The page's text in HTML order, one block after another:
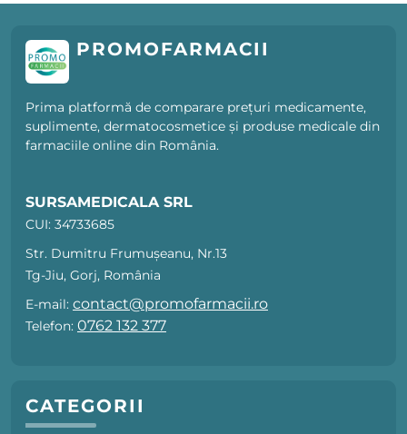
PROMOFARMACII
Prima platformă de comparare prețuri medicamente,
suplimente, dermatocosmetice și produse medicale din
farmaciile online din România.
SURSAMEDICALA SRL
CUI: 34733685
Str. Dumitru Frumușeanu, Nr.13
Tg-Jiu, Gorj, România
E-mail: contact@promofarmacii.ro
Telefon: 0762 132 377
CATEGORII